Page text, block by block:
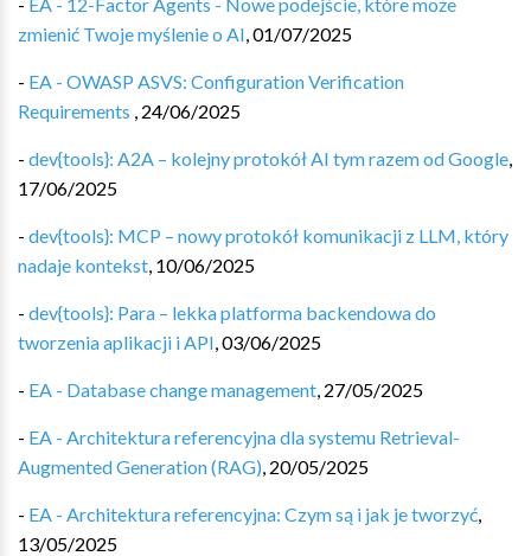
zmienić Twoje myślenie o AI,01/07/2025
- EA - OWASP ASVS: Configuration Verification
Requirements , 24/06/2025
- dev{tools}: A2A – kolejny protokół AI tym razem od Google,
17/06/2025
- dev{tools}: MCP – nowy protokół komunikacji z LLM, który
nadaje kontekst, 10/06/2025
- dev{tools}: Para – lekka platforma backendowa do
tworzenia aplikacji i API,03/06/2025
- EA - Database change management, 27/05/2025
- EA - Architektura referencyjna dla systemu Retrieval-
Augmented Generation (RAG), 20/05/2025
- EA - Architektura referencyjna: Czym są i jak je tworzyć,
13/05/2025